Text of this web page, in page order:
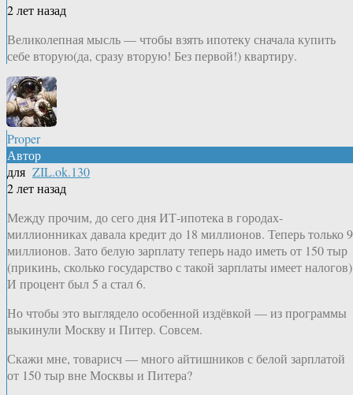
2 лет назад
Великолепная мысль — чтобы взять ипотеку сначала купить
себе вторую(да, сразу вторую! Без первой!) квартиру.
Proper
Автор
для ZIL.ok.130
2 лет назад
Между прочим, до сего дня ИТ-ипотека в городах-
миллионниках давала кредит до 18 миллионов. Теперь только 9
миллионов. Зато белую зарплату теперь надо иметь от 150 тыр
(прикинь, сколько государство с такой зарплаты имеет
И процент был 5 а стал 6.
Но чтобы это выглядело особенной издёвкой — из программы
выкинули Москву и Питер. Совсем.
Скажи мне, товарисч — много айтишников с белой зарплатой
от 150 тыр вне Москвы и Питера?